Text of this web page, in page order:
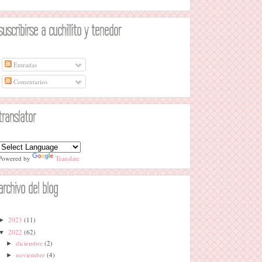
a cuchillito y tenedor
Entradas
Comentarios
by Translate
del blog
2023 (11)
2022 (62)
►diciembre(2)
►noviembre(4)